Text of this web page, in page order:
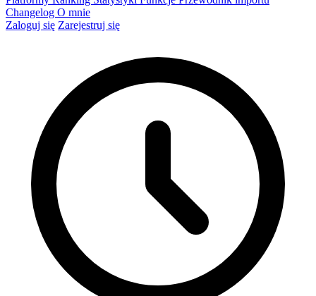
Changelog O mnie
Zaloguj się Zarejestruj się